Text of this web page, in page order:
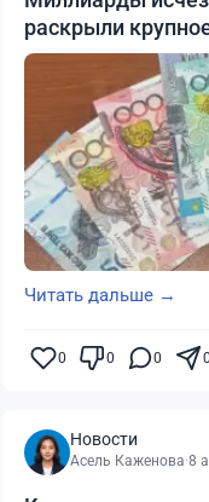
раскрыли
Читать дальше →
0 0 0 0
Новости
Асель Каженова·8